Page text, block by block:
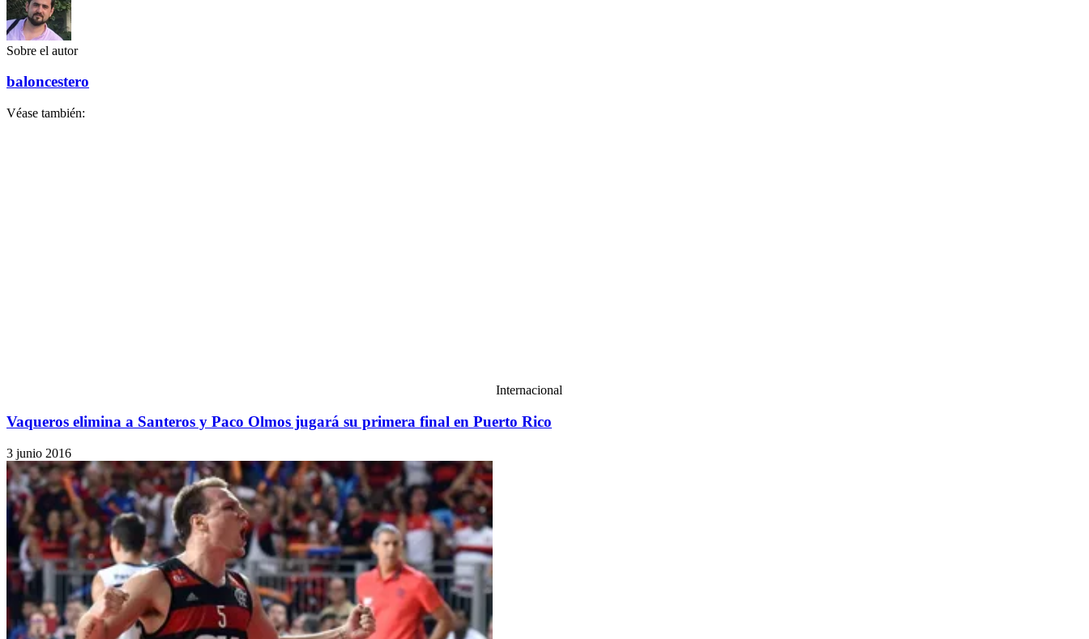
Sobre el autor
baloncestero
Véase también:
Internacional
Vaqueros elimina a Santeros y Paco Olmos jugará su primera final en Puerto Rico
3 junio 2016